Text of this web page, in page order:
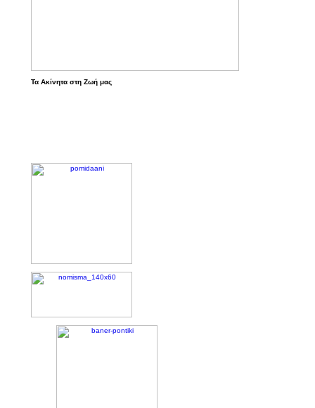
Τα Ακίνητα στη Ζωή μας